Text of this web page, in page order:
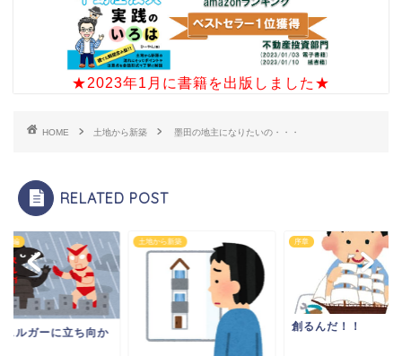
★2023年1月に書籍を出版しました★
HOME 土地から新築 墨田の地主になりたいの・・・
RELATED POST
拓編
スルガーに立ち向か
土地から新築 序章
創るんだ！！